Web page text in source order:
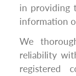
in providing
information
We
reliability
registered